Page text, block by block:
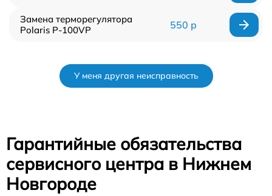
Замена терморегулятора
Polaris P-100VP
550 р
У меня другая неисправность
Гарантийные обязательства
сервисного центра в Нижнем
Новгороде